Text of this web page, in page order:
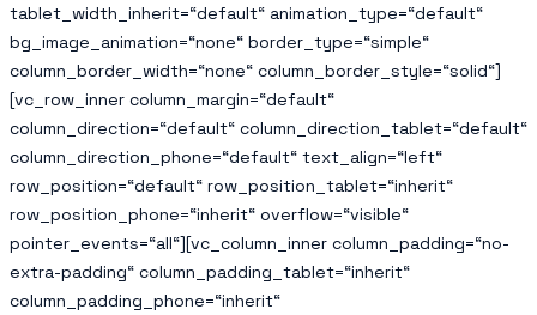
tablet_width_inherit=“default“ animation_type=“default“
bg_image_animation=“none“ border_type=“simple“
column_border_width=“none“ column_border_style=“solid“]
[vc_row_inner column_margin=“default“
column_direction=“default“ column_direction_tablet=“default“
column_direction_phone=“default“ text_align=“left“
row_position=“default“ row_position_tablet=“inherit“
row_position_phone=“inherit“ overflow=“visible“
pointer_events=“all“][vc_column_inner column_padding=“no-
extra-padding“ column_padding_tablet=“inherit“
column_padding_phone=“inherit“